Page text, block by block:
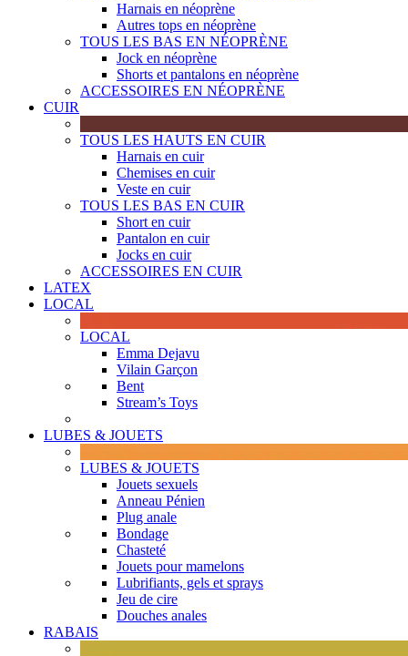
Harnais en néoprène
Autres tops en néoprène
TOUS LES BAS EN NÉOPRÈNE
Jock en néoprène
Shorts et pantalons en néoprène
ACCESSOIRES EN NÉOPRÈNE
CUIR
TOUS LES HAUTS EN CUIR
Harnais en cuir
Chemises en cuir
Veste en cuir
TOUS LES BAS EN CUIR
Short en cuir
Pantalon en cuir
Jocks en cuir
ACCESSOIRES EN CUIR
LATEX
LOCAL
LOCAL
Emma Dejavu
Vilain Garçon
Bent
Stream’s Toys
LUBES & JOUETS
LUBES & JOUETS
Jouets sexuels
Anneau Pénien
Plug anale
Bondage
Chasteté
Jouets pour mamelons
Lubrifiants, gels et sprays
Jeu de cire
Douches anales
RABAIS